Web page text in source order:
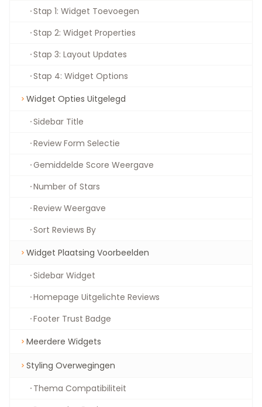
Stap 1: Widget Toevoegen
Stap 2: Widget Properties
Stap 3: Layout Updates
Stap 4: Widget Options
Widget Opties Uitgelegd
Sidebar Title
Review Form Selectie
Gemiddelde Score Weergave
Number of Stars
Review Weergave
Sort Reviews By
Widget Plaatsing Voorbeelden
Sidebar Widget
Homepage Uitgelichte Reviews
Footer Trust Badge
Meerdere Widgets
Styling Overwegingen
Thema Compatibiliteit